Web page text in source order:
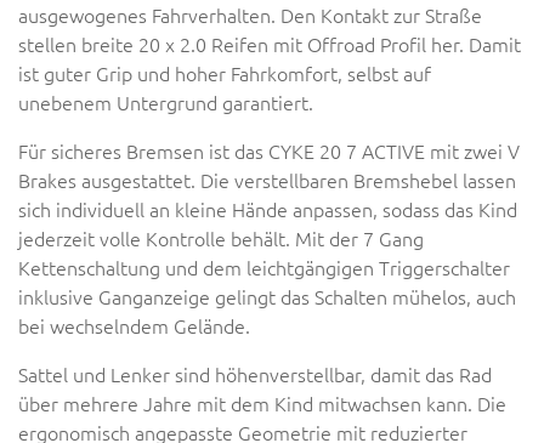
ausgewogenes Fahrverhalten. Den Kontakt zur Straße
stellen breite 20 x 2.0 Reifen mit Offroad Profil her. Damit
ist guter Grip und hoher Fahrkomfort, selbst auf
unebenem Untergrund garantiert.
Für sicheres Bremsen ist das CYKE 20 7 ACTIVE mit zwei V
Brakes ausgestattet. Die verstellbaren Bremshebel lassen
sich individuell an kleine Hände anpassen, sodass das Kind
jederzeit volle Kontrolle behält. Mit der 7 Gang
Kettenschaltung und dem leichtgängigen Triggerschalter
inklusive Ganganzeige gelingt das Schalten mühelos, auch
bei wechselndem Gelände.
Sattel und Lenker sind höhenverstellbar, damit das Rad
über mehrere Jahre mit dem Kind mitwachsen kann. Die
ergonomisch angepasste Geometrie mit reduzierter